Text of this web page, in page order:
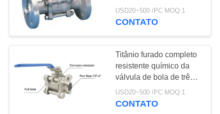
da válvula de bola da
extremidade 3
USD20~500 /PC MOQ:1
CONTATO
Titânio furado completo
resistente químico da
válvula de bola de três
partes ou material dos
Ss
USD20~500 /PC MOQ:1
CONTATO